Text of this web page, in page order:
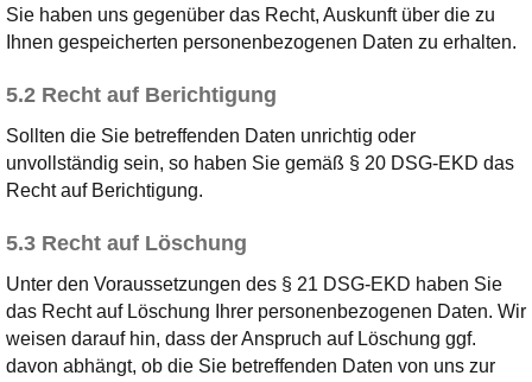
Sie haben uns gegenüber das Recht, Auskunft über die zu
Ihnen gespeicherten personenbezogenen Daten zu erhalten.
5.2 Recht auf Berichtigung
Sollten die Sie betreffenden Daten unrichtig oder
unvollständig sein, so haben Sie gemäß § 20 DSG-EKD das
Recht auf Berichtigung.
5.3 Recht auf Löschung
Unter den Voraussetzungen des § 21 DSG-EKD haben Sie
das Recht auf Löschung Ihrer personenbezogenen Daten. Wir
weisen darauf hin, dass der Anspruch auf Löschung ggf.
davon abhängt, ob die Sie betreffenden Daten von uns zur